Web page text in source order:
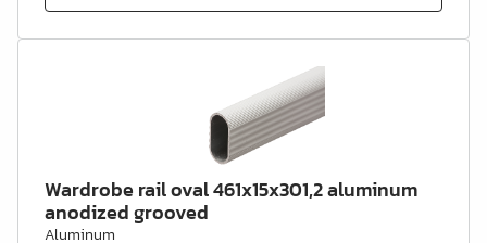
Wardrobe rail oval 461x15x301,2 aluminum
anodized grooved
Aluminum